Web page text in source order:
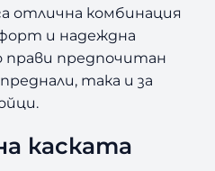
отлична комбинация
и надеждна
предпочитан
така и за
каската